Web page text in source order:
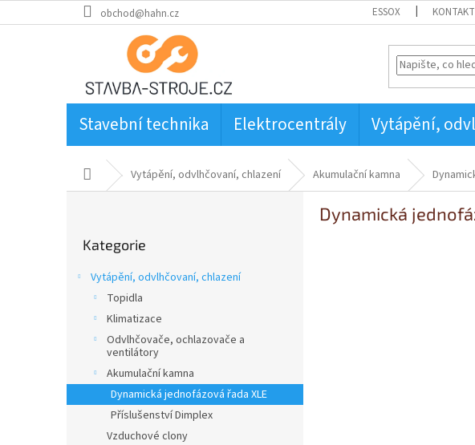
na
obchod@hahn.cz ESSOX
Stavební technika Elektrocentrály Vytápění,
Domů Vytápění, odvlhčovaní, chlazení Akumulační kamna
e
kategorie
Kategorie
Vytápění, odvlhčovaní, chlazení
Topidla
Klimatizace
Odvlhčovače, ochlazovače a
ventilátory
Akumulační kamna
Dynamická jednofázová řada XLE
Příslušenství Dimplex
Vzduchové clony
Dynamická